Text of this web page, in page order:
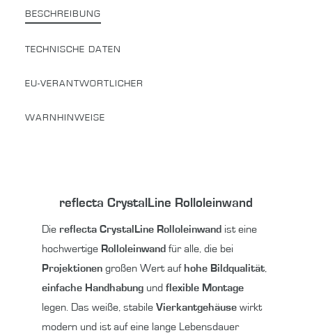
BESCHREIBUNG
TECHNISCHE DATEN
EU-VERANTWORTLICHER
WARNHINWEISE
reflecta CrystalLine Rolloleinwand
Die reflecta CrystalLine Rolloleinwand ist eine
hochwertige Rolloleinwand für alle, die bei
Projektionen großen Wert auf hohe Bildqualität
einfache Handhabung und flexible Montage
legen. Das weiße, stabile Vierkantgehäuse wirkt
modern und ist auf eine lange Lebensdauer